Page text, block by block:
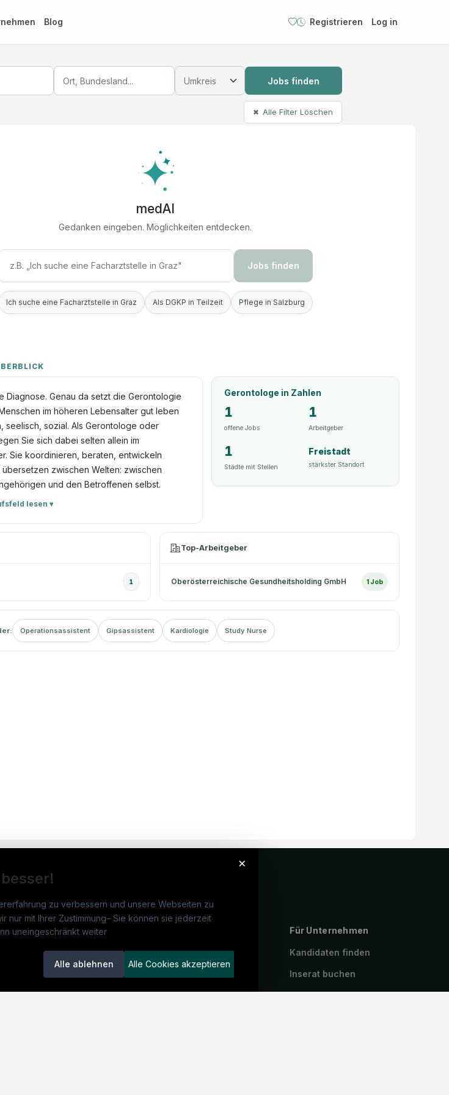
Blog Registrieren Log in
Jobs finden
✖ Alle Filter Löschen
medAI
Gedanken eingeben. Möglichkeiten entdecken.
Jobs finden
Ich suche eine Facharztstelle in Graz Als DGKP in Teilzeit Pflege in Salzburg
Diagnose. Genau da setzt die Gerontologie
im höheren Lebensalter gut leben
seelisch, sozial. Als Gerontologe oder
Sie sich dabei selten allein im
Sie koordinieren, beraten, entwickeln
zwischen Welten: zwischen
und den Betroffenen selbst.
lesen ▾
Gerontologe in Zahlen
1
offene Jobs
1
Arbeitgeber
1
Städte mit Stellen
Freistadt
stärkster Standort
1
Top-Arbeitgeber
Oberösterreichische Gesundheitsholding GmbH 1 Job
Operationsassistent Gipsassistent Kardiologie Study Nurse
×
zu verbessern und unsere Webseiten zu
nur mit Ihrer Zustimmung– Sie können sie jederzeit
uneingeschränkt weiter
Alle ablehnen
Alle Cookies akzeptieren
Jobs
Jobs in Wien
Jobs in Linz
DGKP
Facharzt
Für Unternehmen
Kandidaten finden
Inserat buchen